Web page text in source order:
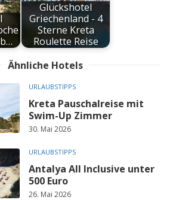
Glückshotel
Griechenland - 4
Sterne Kreta
Roulette Reise
Ähnliche Hotels
URLAUBSTIPPS
Kreta Pauschalreise mit
Swim-Up Zimmer
30. Mai 2026
URLAUBSTIPPS
Antalya All Inclusive unter
500 Euro
26. Mai 2026